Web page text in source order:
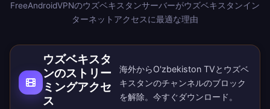
FreeAndroidVPNのウズベキスタンサーバーがウズベキスタンイン
ターネットアクセスに最適な理由
ウズベキスタ
ンのストリー
ミングアクセ
ス
海外からO'zbekiston TVとウズベ
キスタンのチャンネルのブロック
を解除。今すぐダウンロード 。